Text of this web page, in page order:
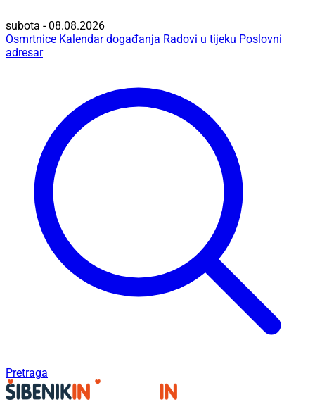
subota - 08.08.2026
Osmrtnice Kalendar događanja Radovi u tijeku Poslovni
adresar
Pretraga